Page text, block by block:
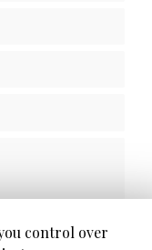
control over